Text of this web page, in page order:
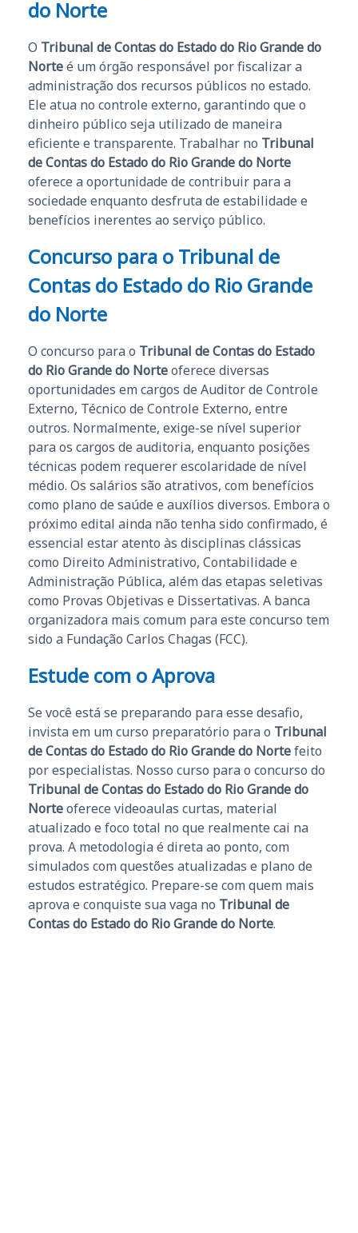
do Norte
O Tribunal de Contas do Estado do Rio Grande do
Norteé um órgão responsável por fiscalizar a
administração dos recursos públicos no estado.
Ele atua no controle externo, garantindo que o
dinheiro público seja utilizado de maneira
eficiente e transparente. Trabalhar no Tribunal
de Contas do Estado do Rio Grande do Norte
oferece a oportunidade de contribuir para a
sociedade enquanto desfruta de estabilidade e
benefícios inerentes ao serviço público.
Concurso para o Tribunal de
Contas do Estado do Rio Grande
do Norte
O concurso para o Tribunal de Contas do Estado
do Rio Grande do Norteoferece diversas
oportunidades em cargos de Auditor de Controle
Externo, Técnico de Controle Externo, entre
outros. Normalmente, exige-se nível superior
para os cargos de auditoria, enquanto posições
técnicas podem requerer escolaridade de nível
médio. Os salários são atrativos, com benefícios
como plano de saúde e auxílios diversos. Embora o
próximo edital ainda não tenha sido confirmado, é
essencial estar atento às disciplinas clássicas
como Direito Administrativo, Contabilidade e
Administração Pública, além das etapas seletivas
como Provas Objetivas e Dissertativas. A banca
organizadora mais comum para este concurso tem
sido a Fundação Carlos Chagas (FCC).
Estude com o Aprova
Se você está se preparando para esse desafio,
invista em um curso preparatório para o Tribunal
de Contas do Estado do Rio Grande do Nortefeito
por especialistas. Nosso curso para o concurso do
Tribunal de Contas do Estado do Rio Grande do
Norteoferece videoaulas curtas, material
atualizado e foco total no que realmente cai na
prova. A metodologia é direta ao ponto, com
simulados com questões atualizadas e plano de
estudos estratégico. Prepare-se com quem mais
aprova e conquiste sua vaga no Tribunal de
Contas do Estado do Rio Grande do Norte.